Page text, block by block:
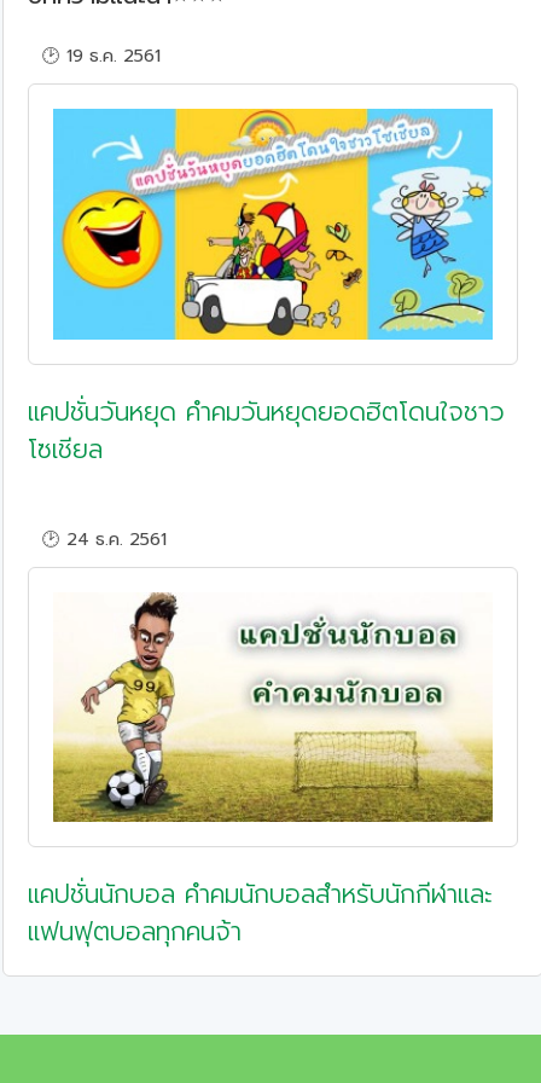
🕑 19 ธ.ค. 2561
แคปชั่นวันหยุด คำคมวันหยุดยอดฮิตโดนใจชาว
โซเชียล
🕑 24 ธ.ค. 2561
แคปชั่นนักบอล คำคมนักบอลสำหรับนักกีฬาและ
แฟนฟุตบอลทุกคนจ้า